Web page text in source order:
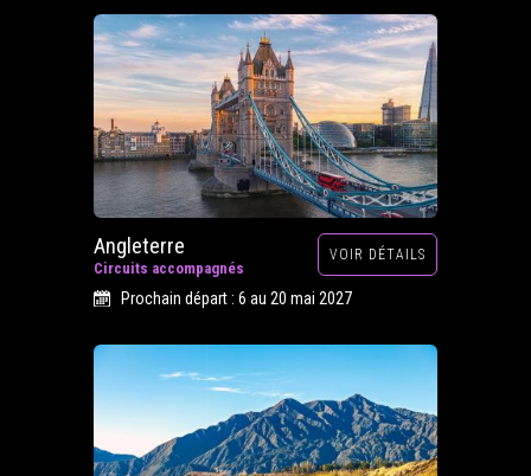
Angleterre
Circuits accompagnés
VOIR DÉTAILS
Prochain départ : 6 au 20 mai 2027